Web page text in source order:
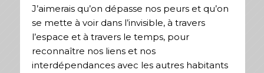
J’aimerais qu’on dépasse nos peurs et qu’on
se mette à voir dans l’invisible, à travers
l’espace et à travers le temps, pour
reconnaître nos liens et nos
interdépendances avec les autres habitants